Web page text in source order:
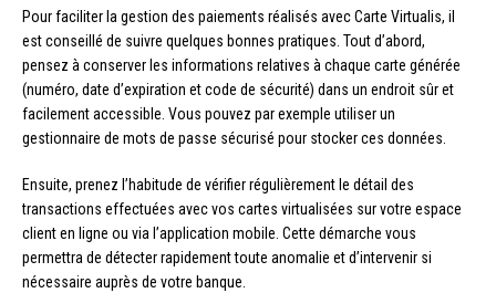
Pour faciliter la gestion des paiements réalisés avec Carte Virtualis, il
est conseillé de suivre quelques bonnes pratiques. Tout d’abord,
pensez à conserver les informations relatives à chaque carte générée
(numéro, date d’expiration et code de sécurité) dans un endroit sûr et
facilement accessible. Vous pouvez par exemple utiliser un
gestionnaire de mots de passe sécurisé pour stocker ces données.
Ensuite, prenez l’habitude de vérifier régulièrement le détail des
transactions effectuées avec vos cartes virtualisées sur votre espace
client en ligne ou via l’application mobile. Cette démarche vous
permettra de détecter rapidement toute anomalie et d’intervenir si
nécessaire auprès de votre banque.